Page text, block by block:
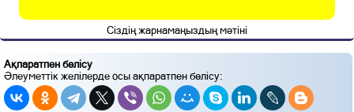
Сіздің жарнамаңыздың мәтіні
Ақпаратпен бөлісу
Әлеуметтік желілерде осы ақпаратпен бөлісу: